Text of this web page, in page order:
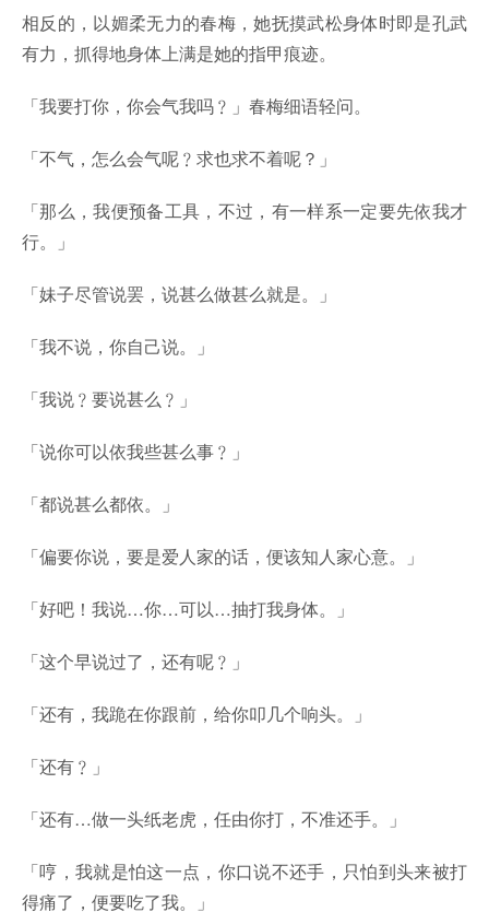
相反的，以媚柔无力的春梅，她抚摸武松身体时即是孔武
有力，抓得地身体上满是她的指甲痕迹。
「我要打你，你会气我吗﹖」春梅细语轻问。
「不气，怎么会气呢﹖求也求不着呢？」
「那么，我便预备工具，不过，有一样系一定要先依我才
行。」
「妹子尽管说罢，说甚么做甚么就是。」
「我不说，你自己说。」
「我说﹖要说甚么﹖」
「说你可以依我些甚么事﹖」
「都说甚么都依。」
「偏要你说，要是爱人家的话，便该知人家心意。」
「好吧！我说…你…可以…抽打我身体。」
「这个早说过了，还有呢﹖」
「还有，我跪在你跟前，给你叩几个响头。」
「还有﹖」
「还有…做一头纸老虎，任由你打，不准还手。」
「哼，我就是怕这一点，你口说不还手，只怕到头来被打
得痛了，便要吃了我。」